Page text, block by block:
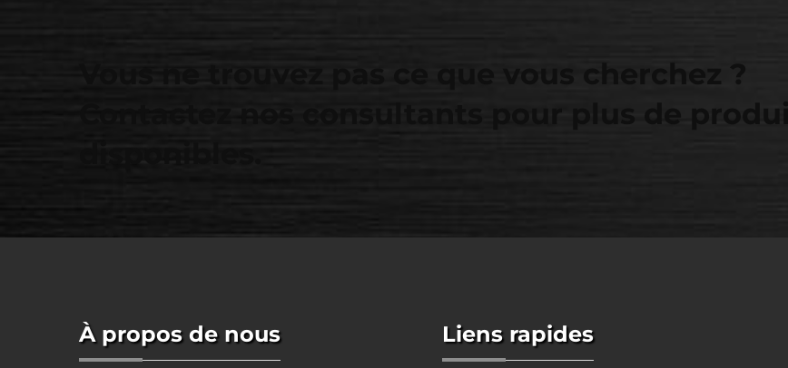
Vous ne trouvez pas ce que vous cherchez ?
Contactez nos consultants pour plus de
À propos de nous Liens rapides